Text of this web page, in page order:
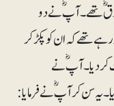
تھے۔ آپؓ نے دو
تھے کہ ان کو پکڑ کر
کردیا۔ آپؓ نے
یہ سن کر آپؓ نے فرمایا: